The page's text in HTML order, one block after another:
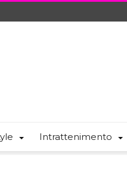
Intrattenimento